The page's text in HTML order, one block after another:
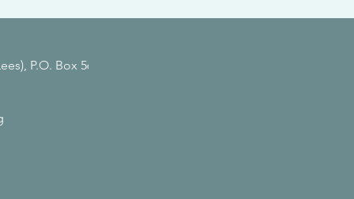
P.O. Box 561